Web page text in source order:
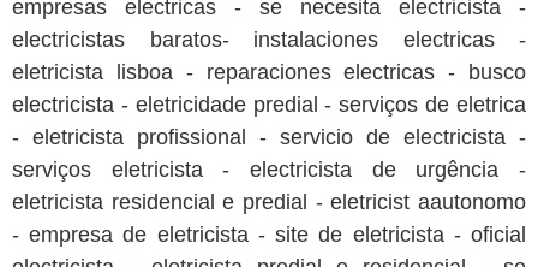
empresas electricas - se necesita electricista -
electricistas baratos- instalaciones electricas -
eletricista lisboa - reparaciones electricas - busco
electricista - eletricidade predial - serviços de eletrica
- eletricista profissional - servicio de electricista -
serviços eletricista - electricista de urgência -
eletricista residencial e predial - eletricist aautonomo
- empresa de eletricista - site de eletricista - oficial